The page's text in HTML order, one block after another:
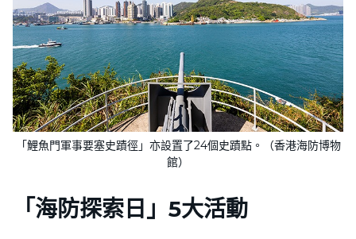
「鯉魚門軍事要塞史蹟徑」亦設置了24個史蹟點。（香港海防博物
館）
「海防探索日」5大活動